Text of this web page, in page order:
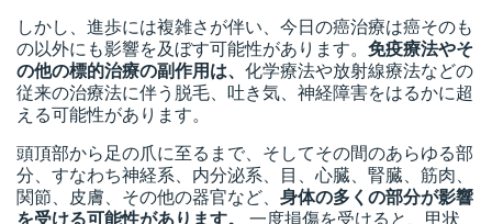
しかし、進歩には複雑さが伴い、今日の癌治療は癌そのも
の以外にも影響を及ぼす可能性があります。 免疫療法やそ
の他の標的治療の副作用は、 化学療法や放射線療法などの
従来の治療法に伴う脱毛、吐き気、神経障害をはるかに超
える可能性があります。
頭頂部から足の爪に至るまで、そしてその間のあらゆる部
分、すなわち神経系、内分泌系、目、心臓、腎臓、筋肉、
関節、皮膚、その他の器官など、 身体の多くの部分が影響
を受ける可能性があります。
一度損傷を受けると、甲状